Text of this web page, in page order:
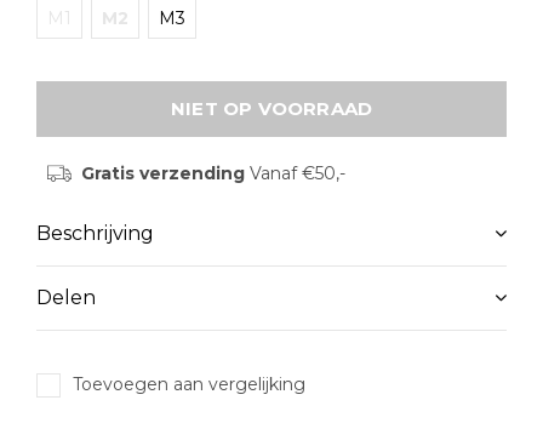
M1 M2 M3
NIET OP VOORRAAD
Gratis verzendingVanaf €50,-
Beschrijving
Delen
Toevoegen aan vergelijking